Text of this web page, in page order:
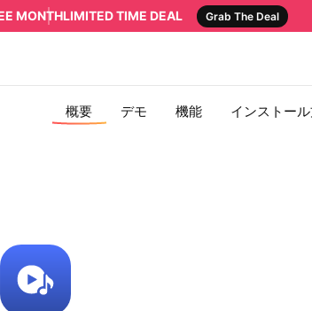
MONTHLIMITED TIME DEAL Grab The Deal
概要 デモ 機能 インストー